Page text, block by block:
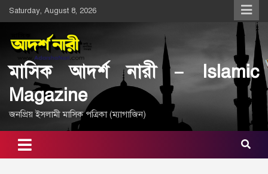
Skip
to
content
Saturday, August 8, 2026
মাসিক আদর্শ নারী – Islamic
Magazine
জনপ্রিয় ইসলামী মাসিক পত্রিকা (ম্যাগাজিন)